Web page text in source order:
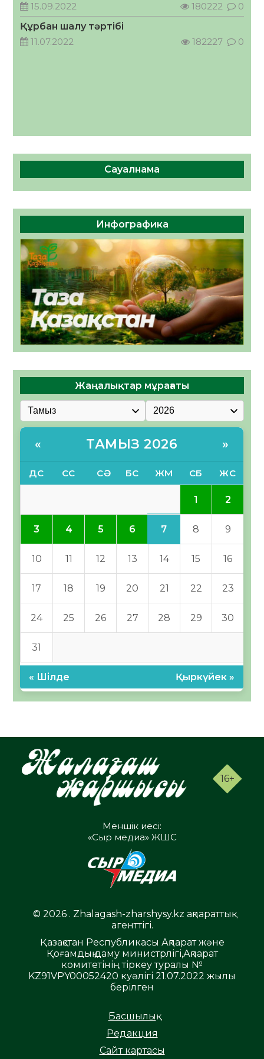
кеңесшісі болып тағайындалды
05.08.2026
37 0
15.09.2022
180222
0
Құрбан шалу тәртібі
11.07.2022
182227 0
Сауалнама
Инфографика
Жаңалықтар мұрағаты
« ТАМЫЗ 2026 »
ДС СС СӘ БС ЖМ СБ ЖС
1 2
3 4 5 6 7 8 9
10 11 12 13 14 15 16
17 18 19 20 21 22 23
24 25 26 27 28 29 30
31
« Шілде Қыркүйек »
16+
Меншік иесі:
«Сыр медиа» ЖШС
© 2026 . Zhalagash-zharshysy.kz ақпараттық
агенттігі.
Қазақстан Республикасы Ақпарат және
Қоғамдық даму министрлігі,Ақпарат
комитетінің тіркеу туралы №
KZ91VPY00052420 куәлігі 21.07.2022 жылы
берілген
Басшылық
Редакция
Сайт картасы